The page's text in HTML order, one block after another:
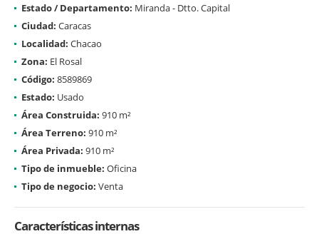
Estado / Departamento: Miranda - Dtto. Capital
Ciudad: Caracas
Localidad: Chacao
Zona: El Rosal
Código: 8589869
Estado: Usado
Área Construida: 910 m²
Área Terreno: 910 m²
Área Privada: 910 m²
Tipo de inmueble: Oficina
Tipo de negocio: Venta
Características internas